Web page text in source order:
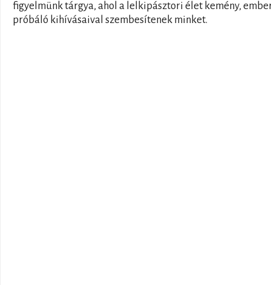
figyelmünk tárgya, ahol a lelkipásztori élet kemény,
próbáló kihívásaival szembesítenek minket.